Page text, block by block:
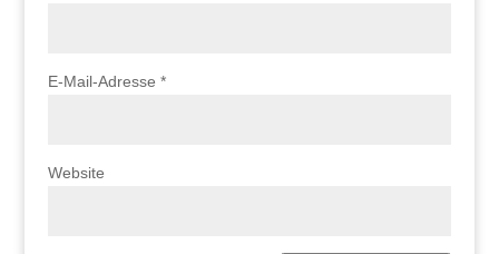
E-Mail-Adresse *
Website